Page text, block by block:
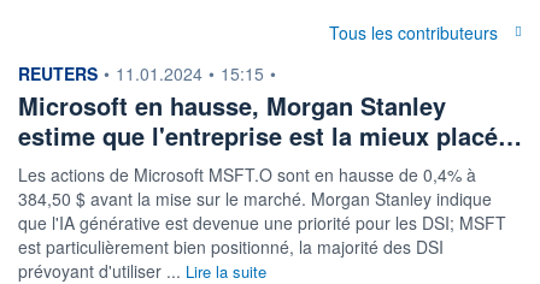
Cotation sur les autres places
17h20
490
500
Tous les contributeurs
information fournie par
REUTERS • 11.01.2024 • 15:15 •
Microsoft en hausse, Morgan Stanley
estime que l'entreprise est la mieux placé…
Les actions de Microsoft MSFT.O sont en hausse de 0,4% à
384,50 $ avant la mise sur le marché. Morgan Stanley indique
que l'IA générative est devenue une priorité pour les DSI; MSFT
est particulièrement bien positionné, la majorité des DSI
prévoyant d'utiliser ... Lire la suite